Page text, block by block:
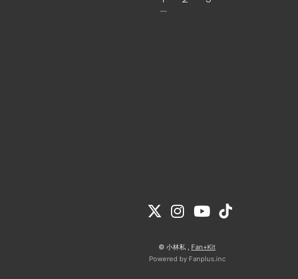
© 小林私 , Fan+Kit
Powered by Fanplus.inc